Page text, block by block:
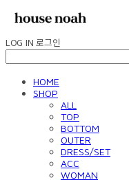
LOG IN 로그인
HOME
SHOP
ALL
TOP
BOTTOM
OUTER
DRESS/SET
ACC
WOMAN